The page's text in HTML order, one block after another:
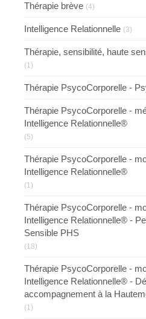
Thérapie brève (4)
Intelligence Relationnelle (3)
Thérapie, sensibilité, haute
(1)
Thérapie PsycoCorporelle -
Thérapie PsycoCorporelle -
Intelligence Relationnelle®
(5)
Thérapie PsycoCorporelle -
Intelligence Relationnelle®
(1)
Thérapie PsycoCorporelle -
Intelligence Relationnelle® -
Sensible PHS
(18)
Thérapie PsycoCorporelle -
Intelligence Relationnelle® -
accompagnement à la
(1)